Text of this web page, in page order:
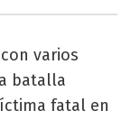
varios
batalla
fatal en